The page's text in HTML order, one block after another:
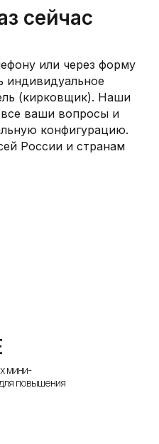
сейчас
или через форму
индивидуальное
(кирковщик). Наши
ваши вопросы и
конфигурацию.
России и странам
мини-
повышения